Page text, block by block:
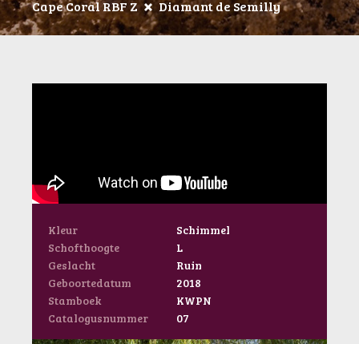
Cape Coral RBF Z Diamant de Semilly
Kleur
Schimmel
Schofthoogte
L
Geslacht
Ruin
Geboortedatum
2018
Stamboek
KWPN
Catalogusnummer
07